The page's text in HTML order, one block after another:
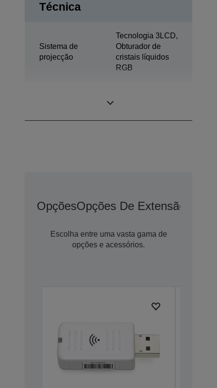
Técnica
Sistema de
projecção
Tecnologia 3LCD,
Obturador de
cristais líquidos
RGB
OpçõesOpções De Extensão De
Escolha entre uma vasta gama de
opções e acessórios.